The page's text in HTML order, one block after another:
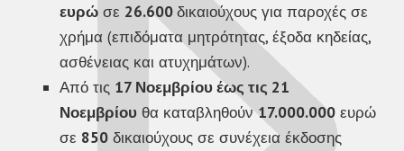
ευρώ σε 26.600δικαιούχους για παροχές σε
χρήμα (επιδόματα μητρότητας, έξοδα κηδείας,
ασθένειας και ατυχημάτων).
Από τις 17 Νοεμβρίου έως τις 21
Νοεμβρίου θα καταβληθούν17.000.000 ευρώ
σε 850 δικαιούχους σε συνέχεια έκδοσης